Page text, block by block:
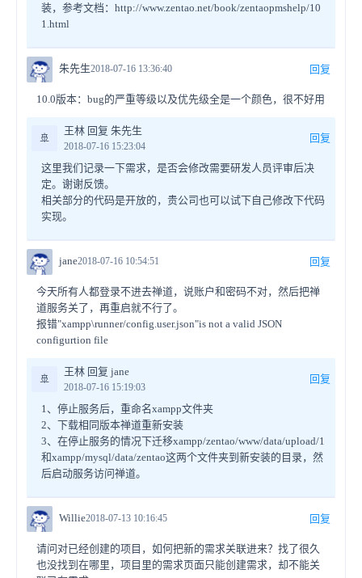
装，参考文档：http://www.zentao.net/book/zentaopmshelp/10
1.html
朱先生2018-07-16 13:36:40 回复
10.0版本：bug的严重等级以及优先级全是一个颜色，很不好用
🚢
王林 回复 朱先生
2018-07-16 15:23:04
回复
这里我们记录一下需求，是否会修改需要研发人员评审后决
定。谢谢反馈。
相关部分的代码是开放的，贵公司也可以试下自己修改下代码
实现。
jane2018-07-16 10:54:51 回复
今天所有人都登录不进去禅道，说账户和密码不对，然后把禅
道服务关了，再重启就不行了。
报错"xampp\runner/config.user.json"is not a valid JSON
configurtion file
🚢
王林 回复 jane
2018-07-16 15:19:03
回复
1、停止服务后，重命名xampp文件夹
2、下载相同版本禅道重新安装
3、在停止服务的情况下迁移xampp/zentao/www/data/upload/1
和xampp/mysql/data/zentao这两个文件夹到新安装的目录，然
后启动服务访问禅道。
Willie2018-07-13 10:16:45 回复
请问对已经创建的项目，如何把新的需求关联进来？找了很久
也没找到在哪里，项目里的需求页面只能创建需求，却不能关